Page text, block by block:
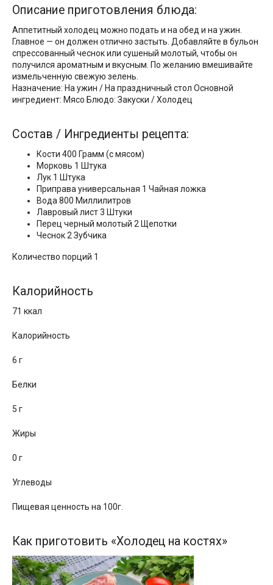
Описание приготовления блюда:
Аппетитный холодец можно подать и на обед и на ужин.
Главное — он должен отлично застыть. Добавляйте в бульон
спрессованный чеснок или сушеный молотый, чтобы он
получился ароматным и вкусным. По желанию вмешивайте
измельченную свежую зелень.
Назначение: На ужин / На праздничный стол Основной
ингредиент: Мясо Блюдо: Закуски / Холодец
Состав / Ингредиенты рецепта:
Кости 400 Грамм (с мясом)
Морковь 1 Штука
Лук 1 Штука
Приправа универсальная 1 Чайная ложка
Вода 800 Миллилитров
Лавровый лист 3 Штуки
Перец черный молотый 2 Щепотки
Чеснок 2 Зубчика
Количество порций 1
Калорийность
71 ккал
Калорийность
6 г
Белки
5 г
Жиры
0 г
Углеводы
Пищевая ценность на 100г.
Как приготовить «Холодец на костях»